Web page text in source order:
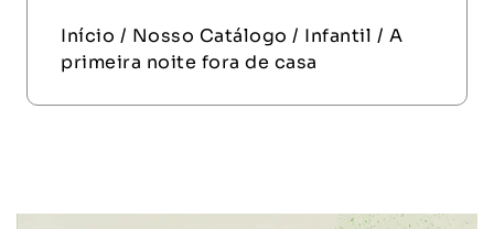
Início / Nosso Catálogo / Infantil / A
primeira noite fora de casa